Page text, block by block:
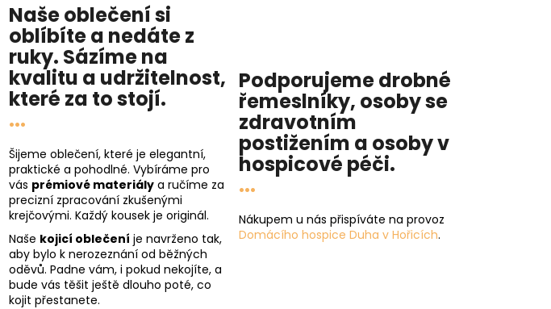
Naše oblečení si
oblíbíte a nedáte z
ruky. Sázíme na
kvalitu a udržitelnost,
které za to stojí.
...
Šijeme oblečení, které je elegantní,
praktické a pohodlné. Vybíráme pro
vás prémiové materiály a ručíme za
precizní zpracování zkušenými
krejčovými. Každý kousek je originál.
Naše kojicí oblečení je navrženo tak,
aby bylo k nerozeznání od běžných
oděvů. Padne vám, i pokud nekojíte, a
bude vás těšit ještě dlouho poté, co
kojit přestanete.
Podporujeme drobné
řemeslníky, osoby se
zdravotním
postižením a osoby v
hospicové péči.
...
Nákupem u nás přispíváte na provoz
Domácího hospice Duha v Hořicích.